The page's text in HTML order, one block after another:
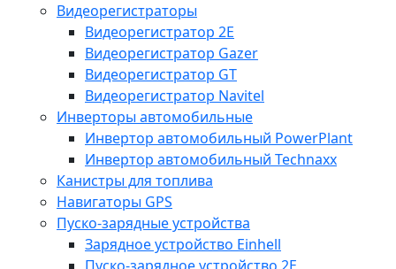
Видеорегистраторы
Видеорегистратор 2E
Видеорегистратор Gazer
Видеорегистратор GT
Видеорегистратор Navitel
Инверторы автомобильные
Инвертор автомобильный PowerPlant
Инвертор автомобильный Technaxx
Канистры для топлива
Навигаторы GPS
Пуско-зарядные устройства
Зарядное устройство Einhell